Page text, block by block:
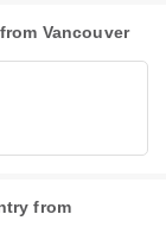
Vancouver
from